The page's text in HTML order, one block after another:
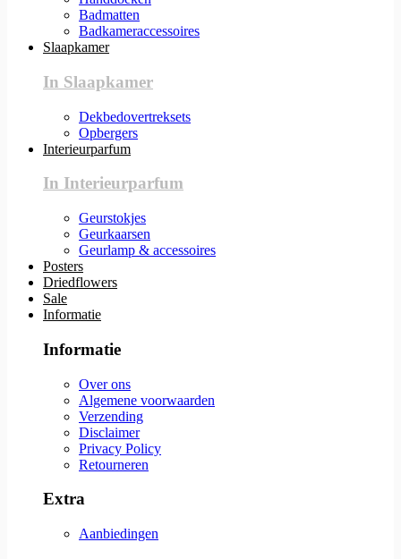
Badmatten
Badkameraccessoires
Slaapkamer
In Slaapkamer
Dekbedovertreksets
Opbergers
Interieurparfum
In Interieurparfum
Geurstokjes
Geurkaarsen
Geurlamp & accessoires
Posters
Driedflowers
Sale
Informatie
Informatie
Over ons
Algemene voorwaarden
Verzending
Disclaimer
Privacy Policy
Retourneren
Extra
Aanbiedingen